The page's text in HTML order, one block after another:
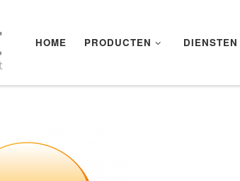
HOME PRODUCTEN DIENSTEN